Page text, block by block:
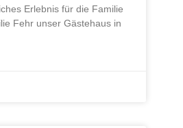
Erlebnis für die Familie
Fehr unser Gästehaus in